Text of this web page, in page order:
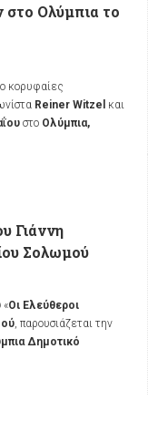
Ολύμπια το
κορυφαίες
Reiner Witzel και
στο Ολύμπια,
φεστιβάλ του
Γιάννη
Σολωμού
«Οι Ελεύθεροι
, παρουσιάζεται την
Δημοτικό